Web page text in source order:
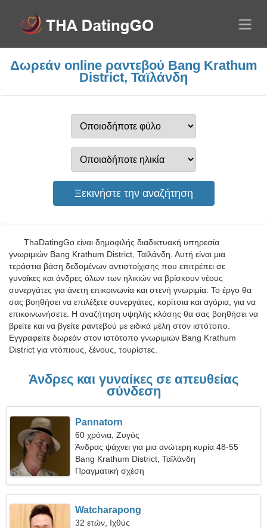
Δωρεάν online ραντεβού Bang Krathum
District, Ταϊλάνδη
ThaDatingGo είναι δημοφιλής διαδικτυακή υπηρεσία
γνωριμιών Bang Krathum District, Ταϊλάνδη. Αυτή είναι μια
τεράστια βάση δεδομένων αντιστοίχισης που επιτρέπει σε
γυναίκες και άνδρες όλων των ηλικιών να βρίσκουν νέους
συνεργάτες για άνετη επικοινωνία και στενή γνωριμία. Το έργο θα
σας βοηθήσει να επιλέξετε συνεργάτες, κορίτσια και αγόρια, για να
επικοινωνήσετε. Η αναζήτηση υψηλής κλάσης θα σας βοηθήσει να
βρείτε και να βγείτε ραντεβού με ειδικά μέλη στον ιστότοπο.
Εγγραφείτε δωρεάν στον ιστότοπο γνωριμιών Bang Krathum
District για ντόπιους, ξένους, τουρίστες.
Άνδρες και γυναίκες σε απευθείας
σύνδεση
Pannatorn
60 χρόνια, Ζυγός
Άνδρας ψάχνει για μια ανώτερη κυρία 48-55
Bang Krathum District, Ταϊλάνδη
Πραγματική σχέση
Watcharapong
32 ετών, Ιχθύς